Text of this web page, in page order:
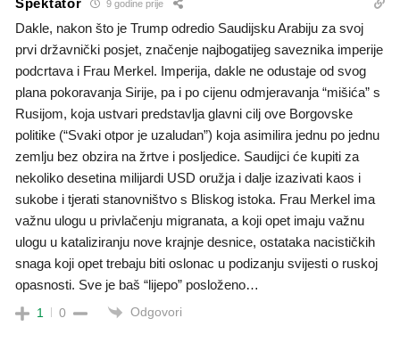
Spektator 9 godine prije
Dakle, nakon što je Trump odredio Saudijsku Arabiju za svoj
prvi državnički posjet, značenje najbogatijeg saveznika imperije
podcrtava i Frau Merkel. Imperija, dakle ne odustaje od svog
plana pokoravanja Sirije, pa i po cijenu odmjeravanja “mišića” s
Rusijom, koja ustvari predstavlja glavni cilj ove Borgovske
politike (“Svaki otpor je uzaludan”) koja asimilira jednu po jednu
zemlju bez obzira na žrtve i posljedice. Saudijci će kupiti za
nekoliko desetina milijardi USD oružja i dalje izazivati kaos i
sukobe i tjerati stanovništvo s Bliskog istoka. Frau Merkel ima
važnu ulogu u privlačenju migranata, a koji opet imaju važnu
ulogu u kataliziranju nove krajnje desnice, ostataka nacističkih
snaga koji opet trebaju biti oslonac u podizanju svijesti o ruskoj
opasnosti. Sve je baš “lijepo” posloženo…
1 0 Odgovori